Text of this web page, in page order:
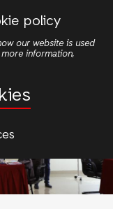
policy
our website is used
information,